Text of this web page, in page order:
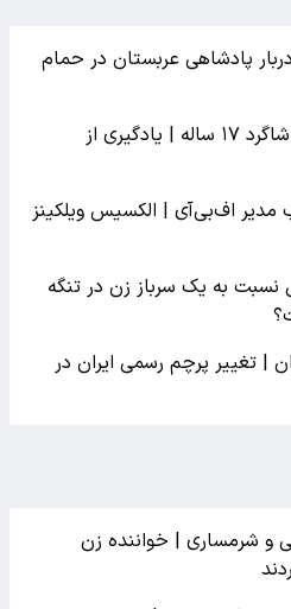
پادشاهی عربستان در حمام
رسوایی جنسی معلم زن با شاگرد ۱۷ ساله | یادگیری از
مدیر اف‌بی‌آی | الکسیس ویلکینز
به یک سرباز زن در تنگه
| تغییر پرچم رسمی ایران در
و شرمساری | خواننده زن